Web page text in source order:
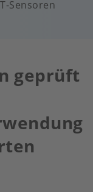
Sensoren
geprüft